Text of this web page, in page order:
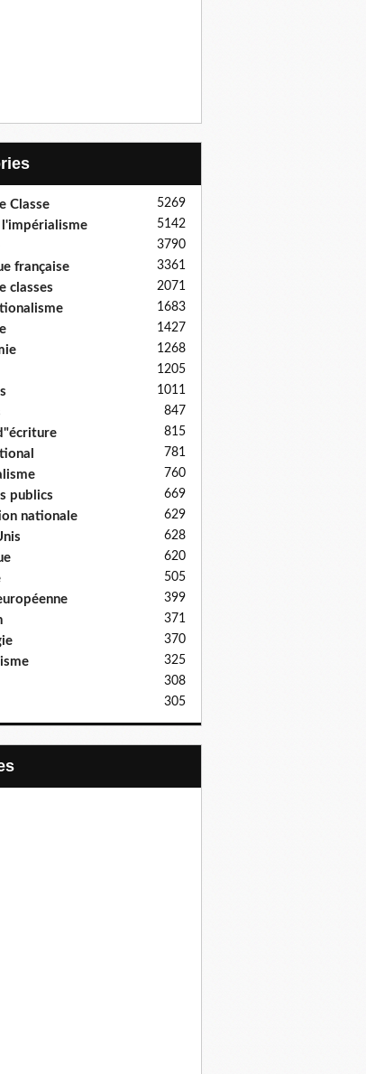
Classe 5269
5142
3790
française 3361
classes 2071
1683
1427
1268
1205
1011
847
815
781
760
publics 669
nationale 629
628
620
505
399
371
370
325
308
305